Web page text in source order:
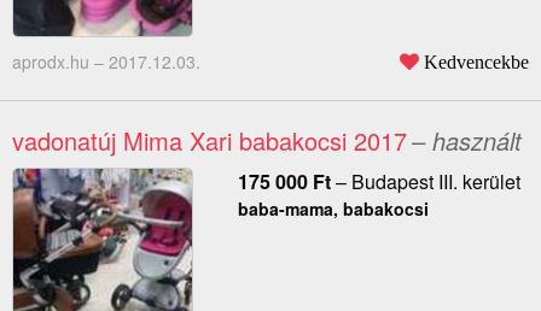
aprodx.hu – 2017.12.03. Kedvencekbe
vadonatúj Mima Xari babakocsi 2017– használt
175 000 Ft– Budapest III. kerület
baba-mama, babakocsi